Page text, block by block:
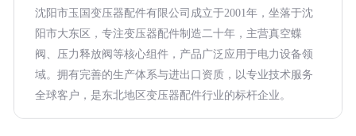
沈阳市玉国变压器配件有限公司成立于2001年，坐落于沈
阳市大东区，专注变压器配件制造二十年，主营真空蝶
阀、压力释放阀等核心组件，产品广泛应用于电力设备领
域。拥有完善的生产体系与进出口资质，以专业技术服务
全球客户，是东北地区变压器配件行业的标杆企业。